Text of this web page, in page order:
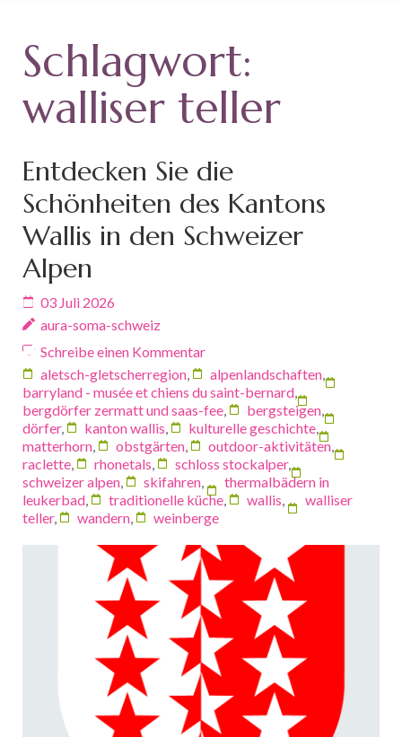
Schlagwort:
walliser teller
Entdecken Sie die
Schönheiten des Kantons
Wallis in den Schweizer
Alpen
03 Juli 2026
aura-soma-schweiz
Schreibe einen Kommentar
aletsch-gletscherregion
alpenlandschaften
barryland - musée et chiens du saint-bernard
bergdörfer zermatt und saas-fee
bergsteigen
dörfer, kanton wallis kulturelle geschichte
matterhorn
obstgärten outdoor-aktivitäten
raclette
rhonetals schloss stockalper,
schweizer alpen
skifahren
thermalbädern in
leukerbad
traditionelle küche wallis
walliser
teller, wandern weinberge